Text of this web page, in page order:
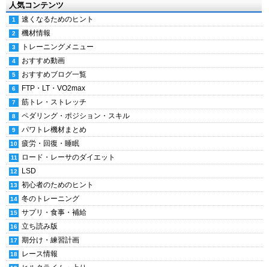
人気コンテンツ
速くなるためのヒント
機材情報
トレーニングメニュー
おすすめ動画
おすすめブログ一覧
FTP・LT・VO2max
筋トレ・ストレッチ
ペダリング・ポジション・スキル
パワトレ機材まとめ
疲労・回復・睡眠
ロード・レーサのダイエット
LSD
初心者のためのヒント
冬のトレーニング
サプリ・食事・補給
立ち読み版
期分け・練習計画
レース情報